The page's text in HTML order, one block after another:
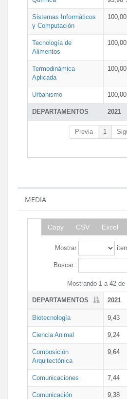
DEPARTAMENTOS 2021
Sistemas Informáticos
y Computación
Tecnología de
Alimentos
Termodinámica
Aplicada
Urbanismo
Previa 1
MEDIA
Copy CSV Excel
Mostrar
Buscar:
Mostrando 1 a 42
DEPARTAMENTOS 2021
Biotecnología 9,43
Ciencia Animal 9,24
Composición
Arquitectónica
9,64
Comunicaciones 7,44
Comunicación
9,38